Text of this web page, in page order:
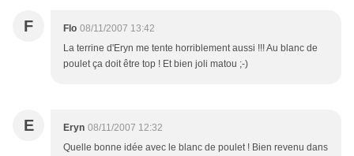
F Flo 08/11/2007 13:42
La terrine d'Eryn me tente horriblement aussi !!! Au blanc de
poulet ça doit être top ! Et bien joli matou ;-)
E Eryn 08/11/2007 12:32
Quelle bonne idée avec le blanc de poulet ! Bien revenu dans